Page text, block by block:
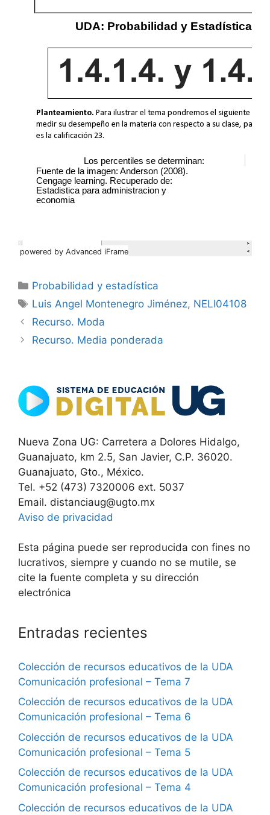
powered by Advanced iFrame
Categorías
Probabilidad y estadística
Etiquetas
Luis Angel Montenegro Jiménez, NELI04108
Recurso. Moda
Recurso. Media ponderada
Nueva Zona UG: Carretera a Dolores Hidalgo,
Guanajuato, km 2.5, San Javier, C.P. 36020.
Guanajuato, Gto., México.
Tel. +52 (473) 7320006 ext. 5037
Email. distanciaug@ugto.mx
Aviso de privacidad
Esta página puede ser reproducida con fines no
lucrativos, siempre y cuando no se mutile, se
cite la fuente completa y su dirección
electrónica
Entradas recientes
Colección de recursos educativos de la UDA
Comunicación profesional – Tema 7
Colección de recursos educativos de la UDA
Comunicación profesional – Tema 6
Colección de recursos educativos de la UDA
Comunicación profesional – Tema 5
Colección de recursos educativos de la UDA
Comunicación profesional – Tema 4
Colección de recursos educativos de la UDA